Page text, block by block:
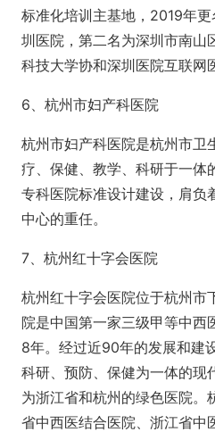
标准化培训主基地，2019年
圳医院，第二名为深圳市南山
科技大学协和深圳医院互联网
6、杭州市妇产科医院
杭州市妇产科医院是杭州市卫
疗、保健、教学、科研于一体
专科医院标准设计建设，肩负
中心的重任。
7、杭州红十字会医院
杭州红十字会医院位于杭州市
院是中国第一家三级甲等中西
8年。经过近90年的发展和建
科研、预防、保健为一体的现
为浙江省和杭州的绿色医院。
省中西医结合医院、浙江省中